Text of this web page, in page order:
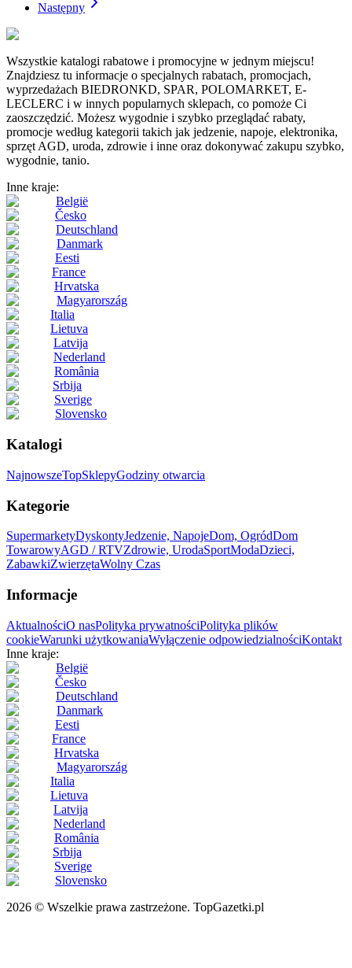
Następny
Wszystkie katalogi rabatowe i promocyjne w jednym miejscu!
Znajdziesz tu informacje o specjalnych rabatach, promocjach,
wyprzedażach BIEDRONKD, SPAR, POLOMARKET, E-
LECLERC i w innych popularnych sklepach, co pomoże Ci
zaoszczędzić. Możesz wygodnie i szybko przeglądać rabaty,
promocje według kategorii takich jak jedzenie, napoje, elektronika,
sprzęt AGD, uroda, zdrowie i inne oraz dokonywać zakupu szybko,
wygodnie, tanio.
Inne kraje:
België
Česko
Deutschland
Danmark
Eesti
France
Hrvatska
Magyarország
Italia
Lietuva
Latvija
Nederland
România
Srbija
Sverige
Slovensko
Katalogi
NajnowszeTopSklepyGodziny otwarcia
Kategorie
SupermarketyDyskontyJedzenie, NapojeDom, OgródDom
TowarowyAGD / RTVZdrowie, UrodaSportModaDzieci,
ZabawkiZwierzętaWolny Czas
Informacje
AktualnościO nasPolityka prywatnościPolityka plików
cookieWarunki użytkowaniaWyłączenie odpowiedzialnościKontakt
Inne kraje:
België
Česko
Deutschland
Danmark
Eesti
France
Hrvatska
Magyarország
Italia
Lietuva
Latvija
Nederland
România
Srbija
Sverige
Slovensko
2026 © Wszelkie prawa zastrzeżone. TopGazetki.pl